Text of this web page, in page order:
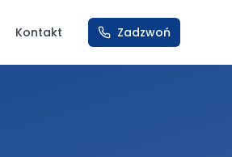
Kontakt Zadzwoń